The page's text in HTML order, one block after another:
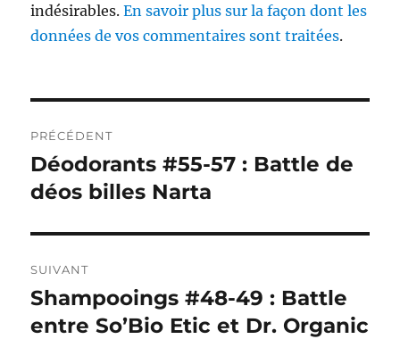
indésirables.En savoir plus sur la façon dont les
données de vos commentaires sont traitées.
de
l’article
PRÉCÉDENT
Publication
précédente :
Déodorants #55-57 : Battle de
déos billes Narta
SUIVANT
Publication
suivante :
Shampooings #48-49 : Battle
entre So’Bio Etic et Dr. Organic